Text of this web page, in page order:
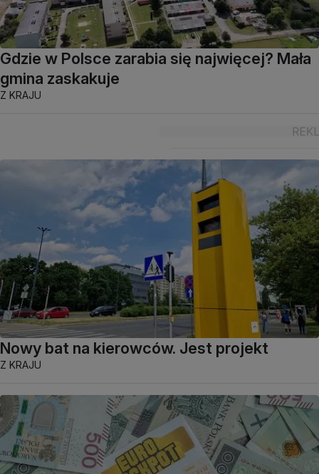
Gdzie w Polsce zarabia się najwięcej? Mała
gmina zaskakuje
Z KRAJU
Nowy bat na kierowców. Jest projekt
Z KRAJU